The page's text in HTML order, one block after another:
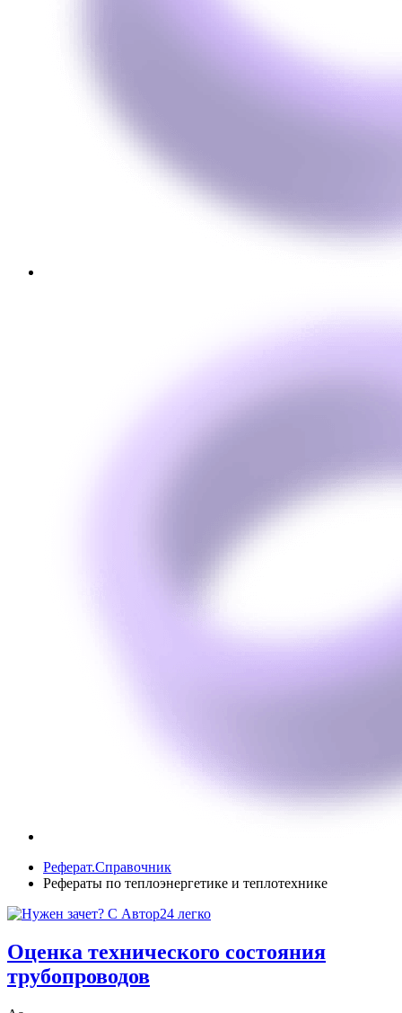
Реферат.Справочник
Рефераты по теплоэнергетике и теплотехнике
Оценка технического состояния
трубопроводов